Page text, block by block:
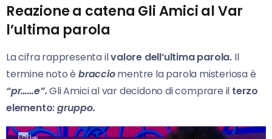
Reazione a catena Gli Amici al Var
l’ultima parola
La cifra rappresenta ilvalore dell’ultima parola. Il
termine noto èbracciomentre la parola misteriosa è
“pr……e”.Gli Amici al var decidono di comprare il terzo
elemento:gruppo.